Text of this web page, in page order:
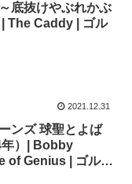
底抜けやぶれかぶ
The Caddy | ゴル
2021.12.31
ンズ 球聖とよば
）| Bobby
of Genius | ゴルフ